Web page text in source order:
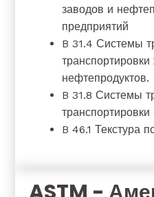
заводов и
предприятий
B 31.4 Системы
нефтепродуктов.
B 31.8 Системы
B 46.1 Текстура